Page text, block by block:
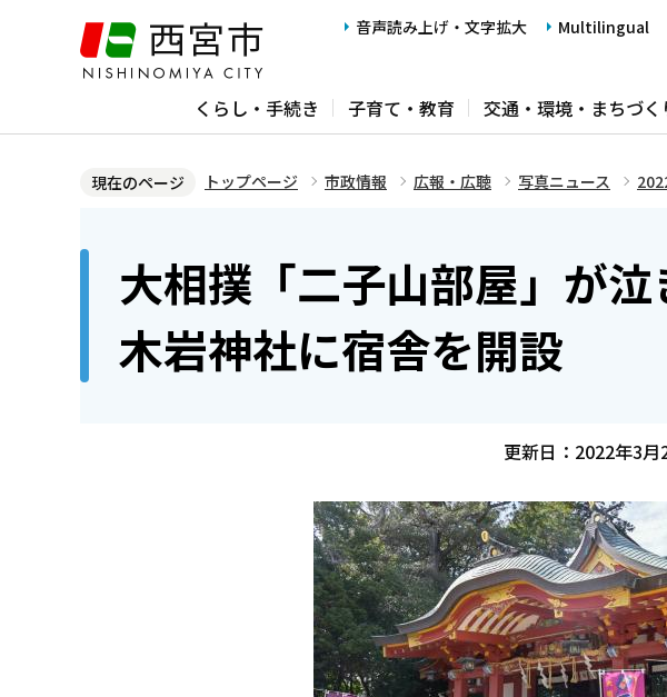
ジ
音声読み上げ・文字拡大 Multilingual
くらし・手続き 子育て・教育 交通・環境・まちづく
現在のページ トップページ 市政情報 広報・広聴 写真ニュース
大相撲「二子山部屋」が
木岩神社に宿舎を開設
更新日：2022年3月